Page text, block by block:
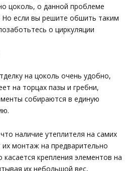
цоколь, о данной проблеме
если вы решите обшить таким
о циркуляции
на цоколь очень удобно,
на торцах пазы и гребни,
собираются в единую
наличие утеплителя на самих
их монтаж на предварительно
крепления элементов на
их небольшой вес,